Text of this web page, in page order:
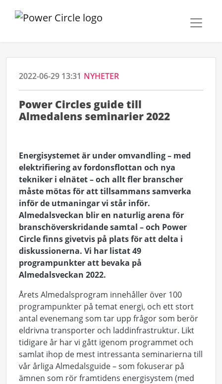
2022-06-29 13:31 NYHETER
Power Circles guide till
Almedalens seminarier 2022
Energisystemet är under omvandling – med
elektrifiering av fordonsflottan och nya
tekniker i elnätet – och allt fler branscher
måste mötas för att tillsammans samverka
inför de utmaningar vi står inför.
Almedalsveckan blir en naturlig arena för
branschöverskridande samtal – och Power
Circle finns givetvis på plats för att delta i
diskussionerna. Vi har listat 49
programpunkter att bevaka på
Almedalsveckan 2022.
Årets Almedalsprogram innehåller över 100
programpunkter på temat energi, och ett stort
antal evenemang som tar upp frågor som berör
eldrivna transporter och laddinfrastruktur. Likt
tidigare år har vi gått igenom programmet och
samlat ihop de mest intressanta seminarierna till
vår årliga Almedalsguide – som fokuserar på
ämnen som rör framtidens energisystem (med